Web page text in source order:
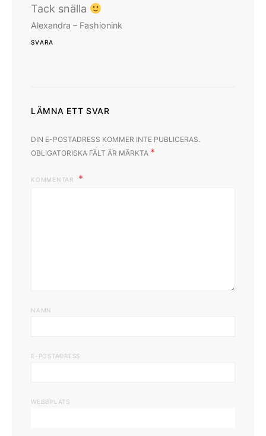
Tack snälla
Alexandra – Fashionink
SVARA
LÄMNA ETT SVAR
DIN E-POSTADRESS KOMMER INTE PUBLICERAS.
OBLIGATORISKA FÄLT ÄR MÄRKTA *
KOMMENTAR
NAMN
E-POSTADRESS
WEBBPLATS